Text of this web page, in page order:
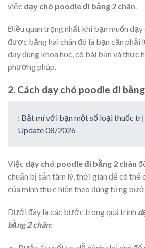
việc dạy chó poodle đi bằng 2 chân
Điều quan trọng nhất khi bạn muốn dạy
được bằng hai chân đó là bạn cần phải
dạy đúng khoa học, có bài bản và thực
phương pháp.
2. Cách dạy chó poodle đi
: Bật mí với bạn một số loại thuốc trị
Update 08/2026
Việc dạy chó poodle đi bằng 2 chân
chuẩn bị sẵn tâm lý, thời gian để có thể
của mình thực hiện theo đúng từng
Dưới đây là các bước trong quá trình
bằng 2 chân: